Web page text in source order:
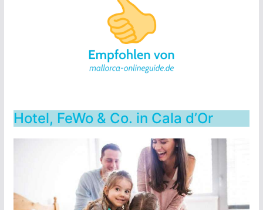
Hotel, FeWo & Co. in Cala d’Or